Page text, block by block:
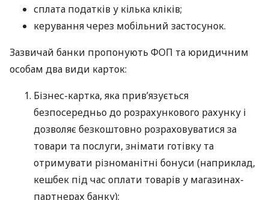
сплата податків у кілька кліків;
керування через мобільний застосунок.
Зазвичай банки пропонують ФОП та юридичним
особам два види карток:
Бізнес-картка, яка прив’язується
безпосередньо до розрахункового рахунку і
дозволяє безкоштовно розраховуватися за
товари та послуги, знімати готівку та
отримувати різноманітні бонуси (наприклад,
кешбек під час оплати товарів у магазинах-
партнерах банку);